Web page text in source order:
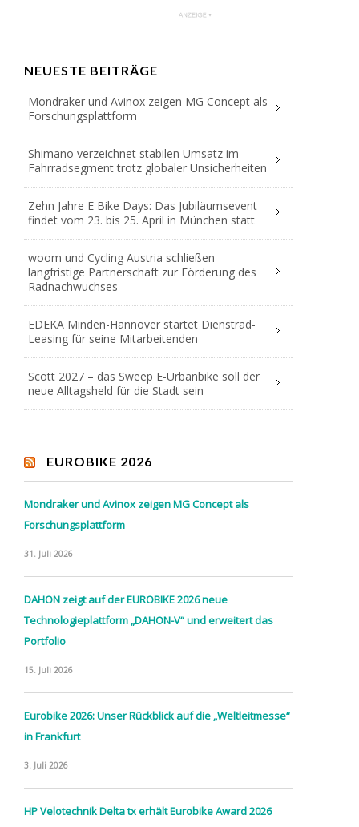
NEUESTE BEITRÄGE
Mondraker und Avinox zeigen MG Concept als
Forschungsplattform
Shimano verzeichnet stabilen Umsatz im
Fahrradsegment trotz globaler Unsicherheiten
Zehn Jahre E Bike Days: Das Jubiläumsevent
findet vom 23. bis 25. April in München statt
woom und Cycling Austria schließen
langfristige Partnerschaft zur Förderung des
Radnachwuchses
EDEKA Minden-Hannover startet Dienstrad-
Leasing für seine Mitarbeitenden
Scott 2027 – das Sweep E-Urbanbike soll der
neue Alltagsheld für die Stadt sein
EUROBIKE 2026
Mondraker und Avinox zeigen MG Concept als
Forschungsplattform
31. Juli 2026
DAHON zeigt auf der EUROBIKE 2026 neue
Technologieplattform „DAHON-V“ und erweitert das
Portfolio
15. Juli 2026
Eurobike 2026: Unser Rückblick auf die „Weltleitmesse“
in Frankfurt
3. Juli 2026
HP Velotechnik Delta tx erhält Eurobike Award 2026